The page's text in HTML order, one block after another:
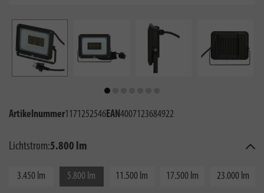
Artikelnummer1171252546EAN4007123684922
Lichtstrom:5.800 lm
3.450 lm 5.800 lm 11.500 lm 17.500 lm 23.000 lm